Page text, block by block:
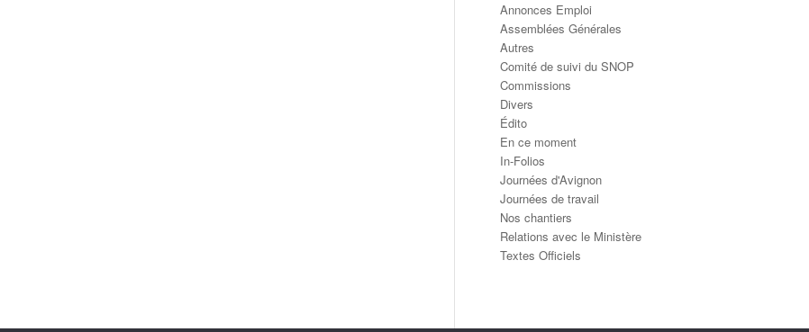
Annonces Emploi
Assemblées Générales
Autres
Comité de suivi du SNOP
Commissions
Divers
Édito
En ce moment
In-Folios
Journées d'Avignon
Journées de travail
Nos chantiers
Relations avec le Ministère
Textes Officiels